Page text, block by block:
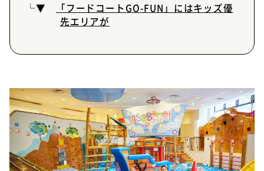
└▼
「フードコートGO-FUN」にはキッズ優
先エリアが